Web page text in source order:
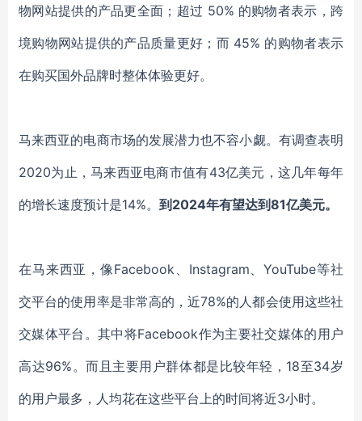
物网站提供的产品更全面；超过 50% 的购物者表示，跨
境购物网站提供的产品质量更好；而 45% 的购物者表示
在购买国外品牌时整体体验更好。
马来西亚的电商市场的发展潜力也不容小觑。有调查表明
2020为止，马来西亚电商市值有43亿美元，这几年每年
的增长速度预计是14%。 到2024年有望达到81亿美元。
在马来西亚，像Facebook、Instagram、YouTube等社
交平台的使用率是非常高的，近78%的人都会使用这些社
交媒体平台。其中将Facebook作为主要社交媒体的用户
高达96%。而且主要用户群体都是比较年轻，18至34岁
的用户最多，人均花在这些平台上的时间将近3小时。